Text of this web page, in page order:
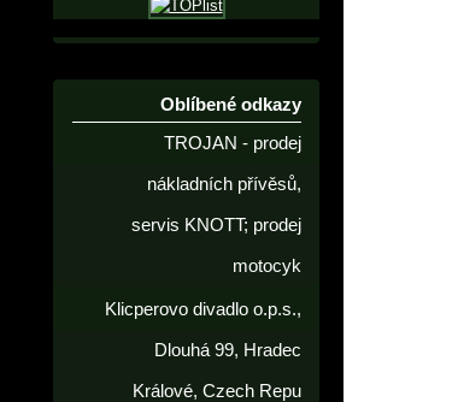
Oblíbené odkazy
TROJAN - prodej
nákladních přívěsů,
servis KNOTT; prodej
motocyk
Klicperovo divadlo o.p.s.,
Dlouhá 99, Hradec
Králové, Czech Repu